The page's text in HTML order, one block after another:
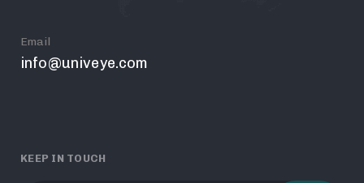
Email
info@univeye.com
KEEP IN TOUCH